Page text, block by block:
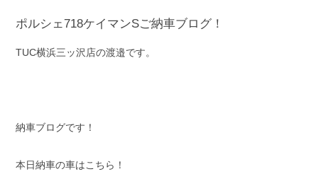
スタッフ紹介 お問い合わせ
特別作業
ポルシェ718ケイマンSご納車ブログ！
TUC横浜三ッ沢店の渡邉です。
納車ブログです！
本日納車の車はこちら！